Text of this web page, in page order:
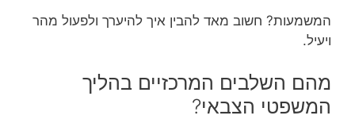
המשמעות? חשוב מאד להבין איך להיערך ולפעול מהר
ויעיל.
מהם השלבים המרכזיים בהליך
המשפטי הצבאי?